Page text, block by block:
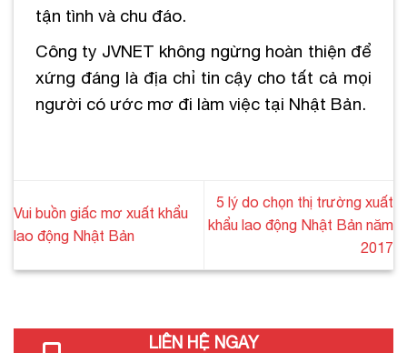
tận tình và chu đáo.
Công ty JVNET không ngừng hoàn thiện để
xứng đáng là địa chỉ tin cậy cho tất cả mọi
người có ước mơ đi làm việc tại Nhật Bản.
Vui buồn giấc mơ xuất khẩu
lao động Nhật Bản
5 lý do chọn thị trường xuất
khẩu lao động Nhật Bản năm
2017
LIÊN HỆ NGAY